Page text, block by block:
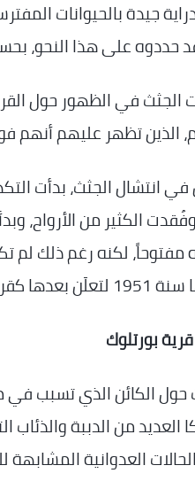
جيدة بالحيوانات
حددوه على هذا النحو،
في الظهور حول
الذين تظهر عليهم أنهم
في انتشال الجثث، بدأت
الكثير من الأرواح،
مفتوحاً، لكنه رغم ذلك
مهجورة.
بورتلوك
الكائن الذي تسبب في
العديد من الدببة
العدوانية